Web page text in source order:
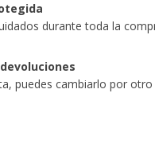
durante toda la
puedes cambiarlo por